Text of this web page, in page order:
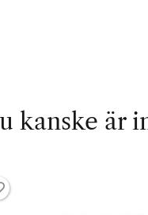
kanske är